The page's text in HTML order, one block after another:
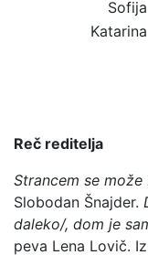
Reč reditelja
Strancem se
Slobodan Šnajder.
daleko/, dom je
peva Lena Lovič.